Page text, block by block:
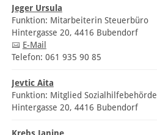
Jeger Ursula
Funktion: Mitarbeiterin Steuerbüro
Hintergasse 20, 4416 Bubendorf
E-Mail
Telefon: 061 935 90 85
Jevtic Aita
Funktion: Mitglied Sozialhilfebehörde
Hintergasse 20, 4416 Bubendorf